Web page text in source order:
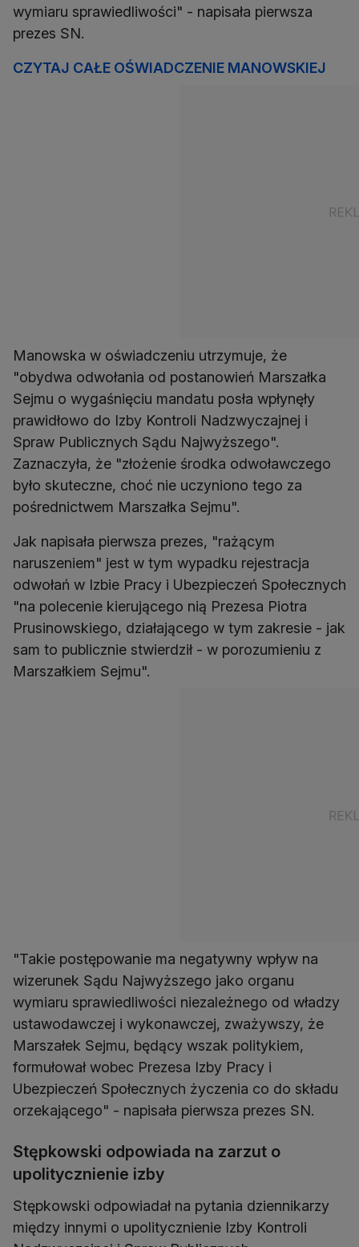
wymiaru sprawiedliwości" - napisała pierwsza
prezes SN.
CZYTAJ CAŁE OŚWIADCZENIE MANOWSKIEJ
Manowska w oświadczeniu utrzymuje, że
"obydwa odwołania od postanowień Marszałka
Sejmu o wygaśnięciu mandatu posła wpłynęły
prawidłowo do Izby Kontroli Nadzwyczajnej i
Spraw Publicznych Sądu Najwyższego".
Zaznaczyła, że "złożenie środka odwoławczego
było skuteczne, choć nie uczyniono tego za
pośrednictwem Marszałka Sejmu".
Jak napisała pierwsza prezes, "rażącym
naruszeniem" jest w tym wypadku rejestracja
odwołań w Izbie Pracy i Ubezpieczeń Społecznych
"na polecenie kierującego nią Prezesa Piotra
Prusinowskiego, działającego w tym zakresie - jak
sam to publicznie stwierdził - w porozumieniu z
Marszałkiem Sejmu".
"Takie postępowanie ma negatywny wpływ na
wizerunek Sądu Najwyższego jako organu
wymiaru sprawiedliwości niezależnego od władzy
ustawodawczej i wykonawczej, zważywszy, że
Marszałek Sejmu, będący wszak politykiem,
formułował wobec Prezesa Izby Pracy i
Ubezpieczeń Społecznych życzenia co do składu
orzekającego" - napisała pierwsza prezes SN.
Stępkowski odpowiada na zarzut o
upolitycznienie izby
Stępkowski odpowiadał na pytania dziennikarzy
między innymi o upolitycznienie Izby Kontroli